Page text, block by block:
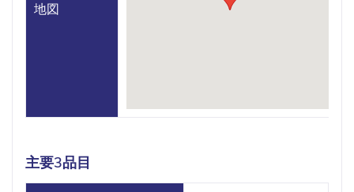
地図
主要3品目